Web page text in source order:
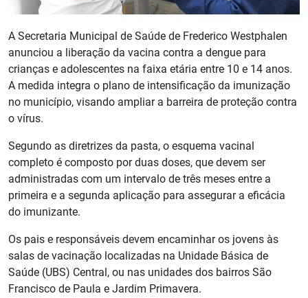
A Secretaria Municipal de Saúde de Frederico Westphalen
anunciou a liberação da vacina contra a dengue para
crianças e adolescentes na faixa etária entre 10 e 14 anos.
A medida integra o plano de intensificação da imunização
no município, visando ampliar a barreira de proteção contra
o vírus.
Segundo as diretrizes da pasta, o esquema vacinal
completo é composto por duas doses, que devem ser
administradas com um intervalo de três meses entre a
primeira e a segunda aplicação para assegurar a eficácia
do imunizante.
Os pais e responsáveis devem encaminhar os jovens às
salas de vacinação localizadas na Unidade Básica de
Saúde (UBS) Central, ou nas unidades dos bairros São
Francisco de Paula e Jardim Primavera.